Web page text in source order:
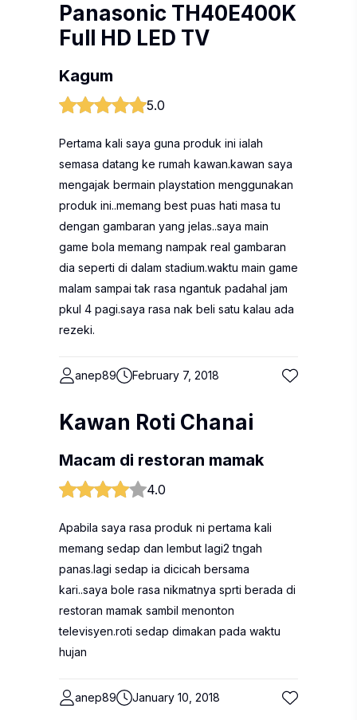
Panasonic TH40E400K
Full HD LED TV
Kagum
5.0
Pertama kali saya guna produk ini ialah
semasa datang ke rumah kawan.kawan saya
mengajak bermain playstation menggunakan
produk ini..memang best puas hati masa tu
dengan gambaran yang jelas..saya main
game bola memang nampak real gambaran
dia seperti di dalam stadium.waktu main game
malam sampai tak rasa ngantuk padahal jam
pkul 4 pagi.saya rasa nak beli satu kalau ada
rezeki.
anep89 February 7, 2018
Kawan Roti Chanai
Macam di restoran mamak
4.0
Apabila saya rasa produk ni pertama kali
memang sedap dan lembut lagi2 tngah
panas.lagi sedap ia dicicah bersama
kari..saya bole rasa nikmatnya sprti berada di
restoran mamak sambil menonton
televisyen.roti sedap dimakan pada waktu
hujan
anep89 January 10, 2018